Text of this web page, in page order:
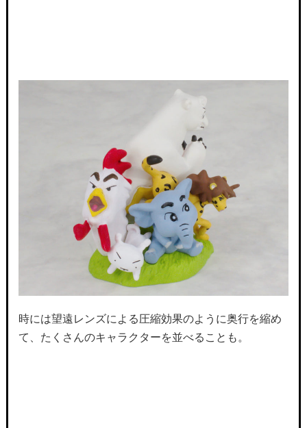
時には望遠レンズによる圧縮効果のように奥行を縮め
て、たくさんのキャラクターを並べることも。